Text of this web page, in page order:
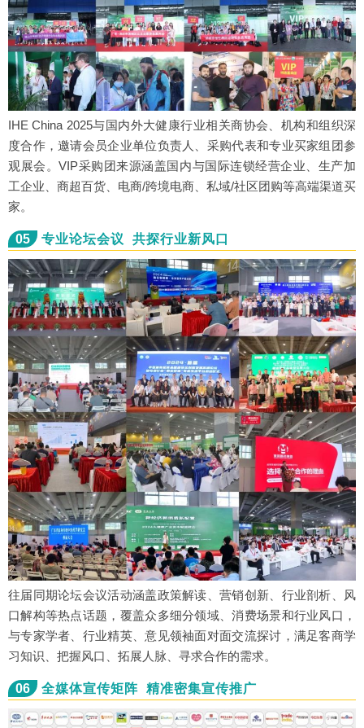
IHE China 2025与国内外大健康行业相关商协会、机构和组织深
度合作，邀请会员企业单位负责人、采购代表和专业买家组团参
观展会。VIP采购团来源涵盖国内与国际连锁经营企业、生产加
工企业、商超百货、电商/跨境电商、私域/社区团购等高端渠道买
家。
05 专业论坛会议 共探行业新风口
往届同期论坛会议活动涵盖政策解读、营销创新、行业剖析、风
口解构等热点话题，覆盖众多细分领域、消费场景和行业风口，
与专家学者、行业精英、意见领袖面对面交流探讨，满足客商学
习知识、把握风口、拓展人脉、寻求合作的需求。
06 全媒体宣传矩阵 精准密集宣传推广